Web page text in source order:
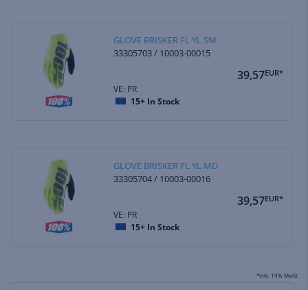
GLOVE BRISKER FL YL SM
33305703 / 10003-00015
39,57EUR*
VE: PR
15+ In Stock
GLOVE BRISKER FL YL MD
33305704 / 10003-00016
39,57EUR*
VE: PR
15+ In Stock
*inkl. 19% MwSt.